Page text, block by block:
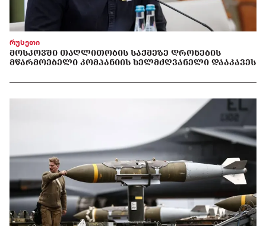
რუსეთი
ᲛᲝᲡᲙᲝᲕᲨᲘ ᲗᲐᲦᲚᲘᲗᲝᲑᲘᲡ ᲡᲐᲥᲛᲔᲖᲔ ᲓᲠᲝᲜᲔᲑᲘᲡ
ᲛᲬᲐᲠᲛᲝᲔᲑᲔᲚᲘ ᲙᲝᲛᲞᲐᲜᲘᲘᲡ ᲮᲔᲚᲛᲫᲦᲕᲐᲜᲔᲚᲘ ᲓᲐᲐᲙᲐᲕᲔᲡ